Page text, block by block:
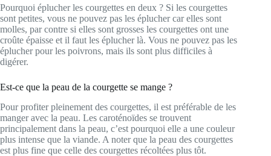
Pourquoi éplucher les courgettes en deux ? Si les courgettes
sont petites, vous ne pouvez pas les éplucher car elles sont
molles, par contre si elles sont grosses les courgettes ont une
croûte épaisse et il faut les éplucher là. Vous ne pouvez pas les
éplucher pour les poivrons, mais ils sont plus difficiles à
digérer.
Est-ce que la peau de la courgette se mange ?
Pour profiter pleinement des courgettes, il est préférable de les
manger avec la peau. Les caroténoïdes se trouvent
principalement dans la peau, c’est pourquoi elle a une couleur
plus intense que la viande. A noter que la peau des courgettes
est plus fine que celle des courgettes récoltées plus tôt.